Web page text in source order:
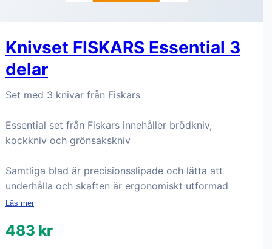
Knivset FISKARS Essential 3
delar
Set med 3 knivar från Fiskars
Essential set från Fiskars innehåller brödkniv,
kockkniv och grönsakskniv
Samtliga blad är precisionsslipade och lätta att
underhålla och skaften är ergonomiskt utformad
Läs mer
483 kr